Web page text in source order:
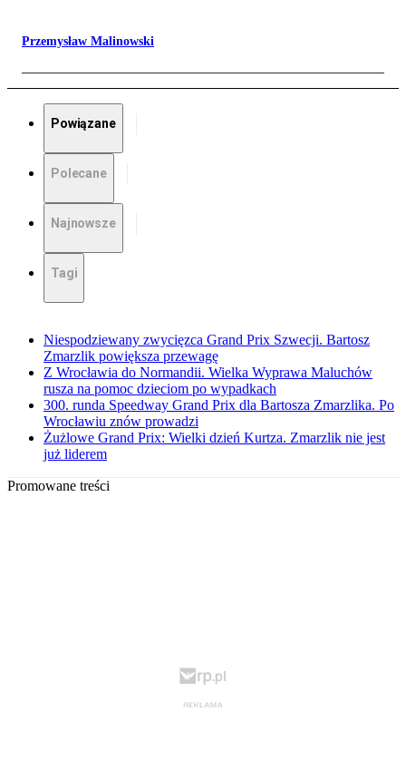
Przemysław Malinowski
Powiązane
Polecane
Najnowsze
Tagi
Niespodziewany zwycięzca Grand Prix Szwecji. Bartosz
Zmarzlik powiększa przewagę
Z Wrocławia do Normandii. Wielka Wyprawa Maluchów
rusza na pomoc dzieciom po wypadkach
300. runda Speedway Grand Prix dla Bartosza Zmarzlika. Po
Wrocławiu znów prowadzi
Żużlowe Grand Prix: Wielki dzień Kurtza. Zmarzlik nie jest
już liderem
Promowane treści